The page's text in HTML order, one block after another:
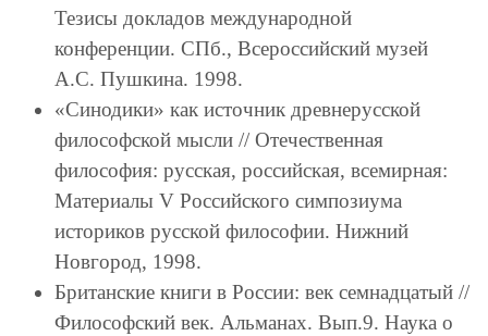
Тезисы докладов международной
конференции. СПб., Всероссийский музей
А.С. Пушкина. 1998.
«Синодики» как источник древнерусской
философской мысли // Отечественная
философия: русская, российская, всемирная:
Материалы V Российского симпозиума
историков русской философии. Нижний
Новгород, 1998.
Британские книги в России: век семнадцатый //
Философский век. Альманах. Вып.9. Наука о